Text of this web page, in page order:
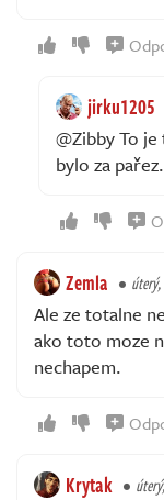
jirku1205
@Zibby To
bylo za
Zemla
Ale ze totalne
ako toto moze
nechapem.
Krytak